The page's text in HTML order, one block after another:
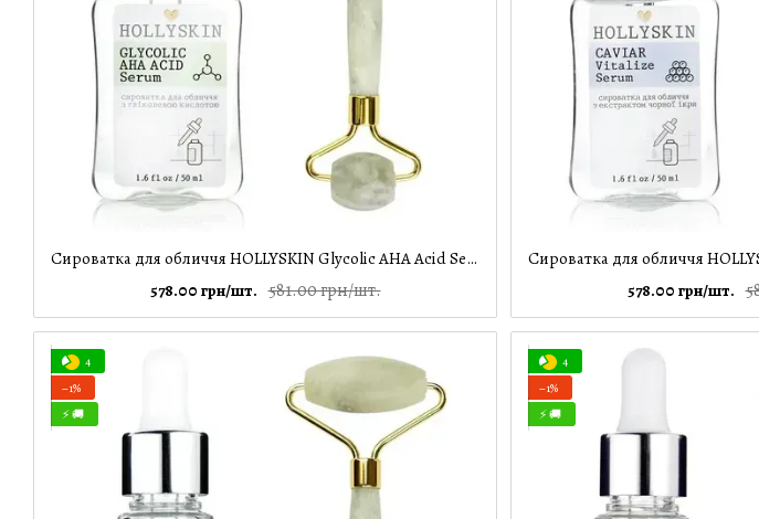
Сироватка для обличчя HOLLYSKIN Glycolic AHA Acid Serum + Ролер для обличчя, 30 мл
581.00 грн/шт.
578.00 грн/шт. 578.00 грн/шт.
4
−1%
⚡ 🚚
4
−1%
⚡ 🚚